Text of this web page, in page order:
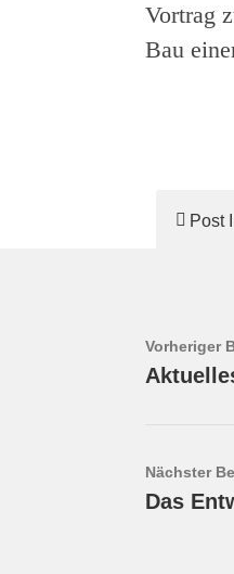
Vortrag
Bau
Post
Vorheriger
Nächster
Das